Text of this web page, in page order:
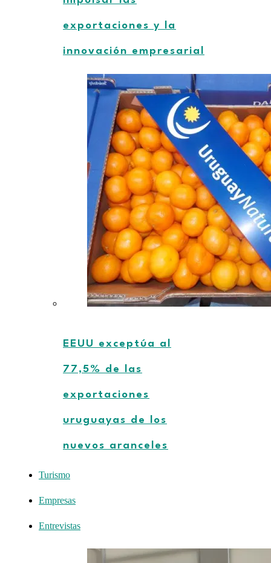
exportaciones y la
innovación empresarial
EEUU exceptúa al
77,5% de las
exportaciones
uruguayas de los
nuevos aranceles
Turismo
Empresas
Entrevistas